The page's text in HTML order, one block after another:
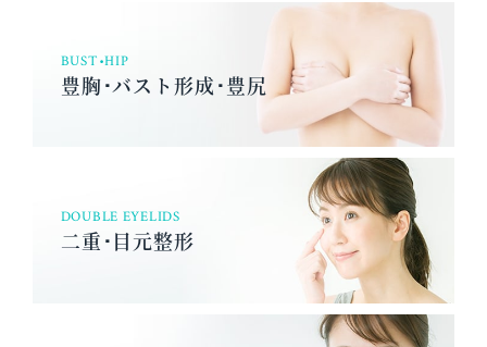
BUST•HIP
豊胸･バスト形成･豊尻
DOUBLE EYELIDS
二重･目元整形